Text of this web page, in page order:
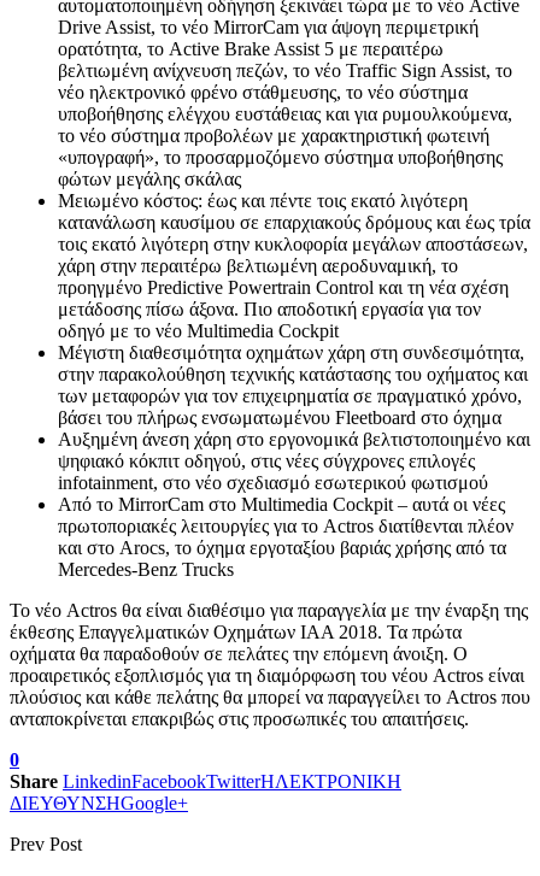
αυτοματοποιημένη οδήγηση ξεκινάει τώρα με το νέο Active
Drive Assist, το νέο MirrorCam για άψογη περιμετρική
ορατότητα, το Active Brake Assist 5 με περαιτέρω
βελτιωμένη ανίχνευση πεζών, το νέο Traffic Sign Assist, το
νέο ηλεκτρονικό φρένο στάθμευσης, το νέο σύστημα
υποβοήθησης ελέγχου ευστάθειας και για ρυμουλκούμενα,
το νέο σύστημα προβολέων με χαρακτηριστική φωτεινή
«υπογραφή», το προσαρμοζόμενο σύστημα υποβοήθησης
φώτων μεγάλης σκάλας
Μειωμένο κόστος: έως και πέντε τοις εκατό λιγότερη
κατανάλωση καυσίμου σε επαρχιακούς δρόμους και έως τρία
τοις εκατό λιγότερη στην κυκλοφορία μεγάλων αποστάσεων,
χάρη στην περαιτέρω βελτιωμένη αεροδυναμική, το
προηγμένο Predictive Powertrain Control και τη νέα σχέση
μετάδοσης πίσω άξονα. Πιο αποδοτική εργασία για τον
οδηγό με το νέο Multimedia Cockpit
Μέγιστη διαθεσιμότητα οχημάτων χάρη στη συνδεσιμότητα,
στην παρακολούθηση τεχνικής κατάστασης του οχήματος και
των μεταφορών για τον επιχειρηματία σε πραγματικό χρόνο,
βάσει του πλήρως ενσωματωμένου Fleetboard στο όχημα
Αυξημένη άνεση χάρη στο εργονομικά βελτιστοποιημένο και
ψηφιακό κόκπιτ οδηγού, στις νέες σύγχρονες επιλογές
infotainment, στο νέο σχεδιασμό εσωτερικού φωτισμού
Από το MirrorCam στο Multimedia Cockpit – αυτά οι νέες
πρωτοποριακές λειτουργίες για το Actros διατίθενται πλέον
και στο Arocs, το όχημα εργοταξίου βαριάς χρήσης από τα
Mercedes-Benz Trucks
Το νέο Actros θα είναι διαθέσιμο για παραγγελία με την έναρξη της
έκθεσης Επαγγελματικών Οχημάτων IAA 2018. Τα πρώτα
οχήματα θα παραδοθούν σε πελάτες την επόμενη άνοιξη. Ο
προαιρετικός εξοπλισμός για τη διαμόρφωση του νέου Actros είναι
πλούσιος και κάθε πελάτης θα μπορεί να παραγγείλει το Actros που
ανταποκρίνεται επακριβώς στις προσωπικές του απαιτήσεις.
0
Share LinkedinFacebookTwitterΗΛΕΚΤΡΟΝΙΚΗ
ΔΙΕΥΘΥΝΣΗGoogle+
Prev Post